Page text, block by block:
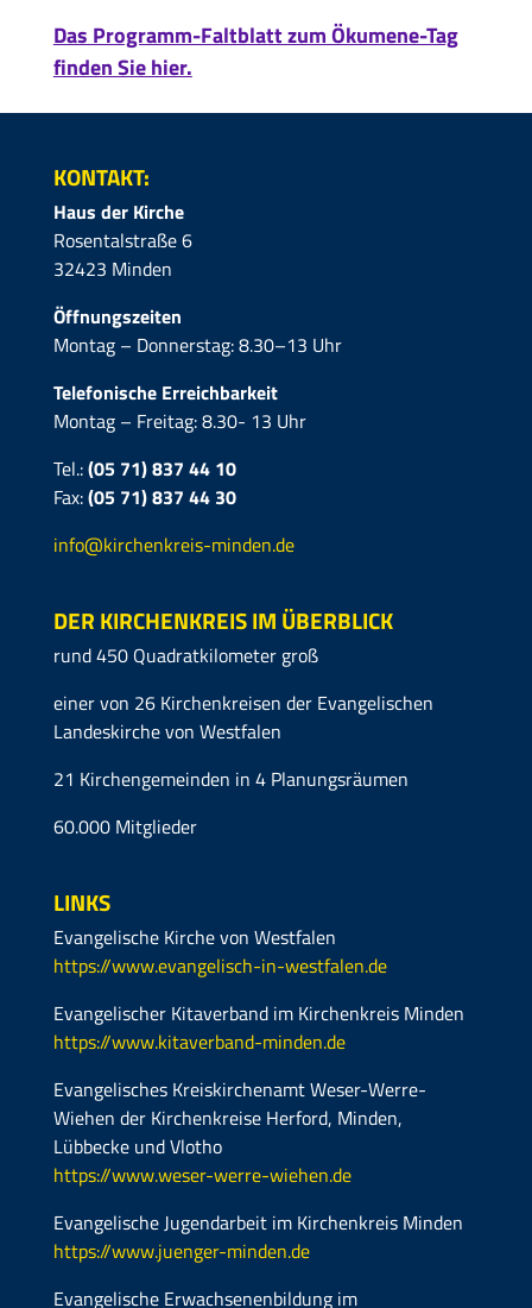
Das Programm-Faltblatt zum Ökumene-Tag
finden Sie hier.
KONTAKT:
Haus der Kirche
Rosentalstraße 6
32423 Minden
Öffnungszeiten
Montag – Donnerstag: 8.30–13 Uhr
Telefonische Erreichbarkeit
Montag – Freitag: 8.30- 13 Uhr
Tel.:(05 71) 837 44 10
Fax:(05 71)837 44 30
info@kirchenkreis-minden.de
DER KIRCHENKREIS IM ÜBERBLICK
rund 450 Quadratkilometer groß
einer von 26 Kirchenkreisen der Evangelischen
Landeskirche von Westfalen
21 Kirchengemeinden in 4 Planungsräumen
60.000 Mitglieder
LINKS
Evangelische Kirche von Westfalen
https://www.evangelisch-in-westfalen.de
Evangelischer Kitaverband im Kirchenkreis Minden
https://www.kitaverband-minden.de
Evangelisches Kreiskirchenamt Weser-Werre-
Wiehen der Kirchenkreise Herford, Minden,
Lübbecke und Vlotho
https://www.weser-werre-wiehen.de
Evangelische Jugendarbeit im Kirchenkreis Minden
https://www.juenger-minden.de
Evangelische Erwachsenenbildung im